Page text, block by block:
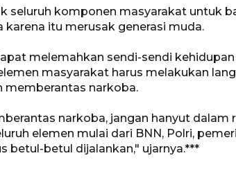
seluruh komponen masyarakat untuk
itu merusak generasi muda.
melemahkan sendi-sendi
masyarakat harus melakukan
memberantas narkoba.
narkoba, jangan hanyut dalam
elemen mulai dari BNN, Polri,
betul-betul dijalankan," ujarnya.***
Batang Tembesi
3 Agustus 2026 10:57